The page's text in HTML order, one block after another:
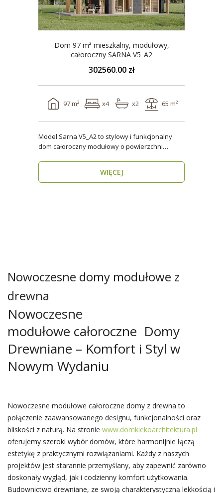
Dom 97 m² mieszkalny, modułowy,
całoroczny SARNA V5_A2
302560.00 zł
97 m² x4 x2 65 m²
Model Sarna V5_A2 to stylowy i funkcjonalny
dom całoroczny modułowy o powierzchni
WIĘCEJ
Nowoczesne domy modułowe z
drewna
Nowoczesne
modułowe całoroczne Domy
Drewniane – Komfort i Styl w
Nowym Wydaniu
Nowoczesne modułowe całoroczne domy z drewna to
połączenie zaawansowanego designu, funkcjonalności oraz
bliskości z naturą. Na stronie www.domkiekoarchitektura.pl
oferujemy szeroki wybór domów, które harmonijnie łączą
estetykę z praktycznymi rozwiązaniami. Każdy z naszych
projektów jest starannie przemyślany, aby zapewnić zarówno
doskonały wygląd, jak i codzienny komfort użytkowania.
Budownictwo drewniane, ze swoją charakterystyczną lekkością i